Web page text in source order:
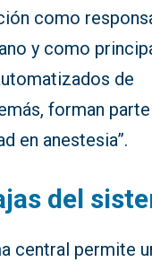
como
y como
de
forman
en anestesia”.
del
central permite